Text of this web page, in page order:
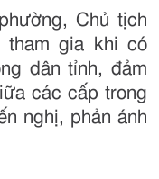
Chủ tịch
tham gia khi có
dân tỉnh, đảm
các cấp trong
nghị, phản ánh